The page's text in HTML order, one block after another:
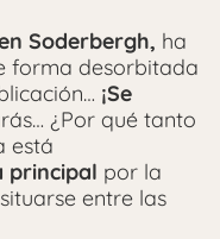
Soderbergh, ha
forma desorbitada
¡Se
¿Por qué tanto
está
principal por la
entre las